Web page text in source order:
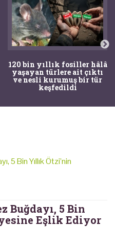
120 bin yıllık fosiller hâlâ
yaşayan türlere ait çıktı
ve nesli kurumuş bir tür
keşfedildi
5 Bin Yıllık Ötzi’nin
Buğdayı, 5 Bin
Eşlik Ediyor